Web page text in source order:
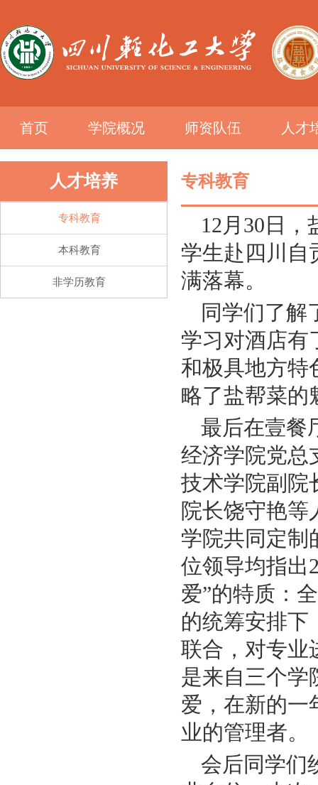
首页 学院概况 师资队伍 人才
人才培养
专科教育
本科教育
非学历教育
专科教育
12月30日
学生赴四川自
满落幕。
同学们了解
学习对酒店有
和极具地方特
略了盐帮菜的
最后在壹餐
经济学院党总
技术学院副院
院长饶守艳等
学院共同定制
位领导均指出
爱”的特质：
的统筹安排下
联合，对专业
是来自三个学
爱，在新的一
业的管理者。
会后同学们